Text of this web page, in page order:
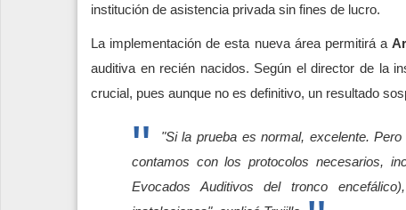
institución de asistencia privada sin fines de lucro.
La implementación de esta nueva área permitirá a
auditiva en recién nacidos. Según el director de la
crucial, pues aunque no es definitivo, un resultado
"Si la prueba es normal, excelente.
contamos con los protocolos necesarios,
Evocados Auditivos del tronco